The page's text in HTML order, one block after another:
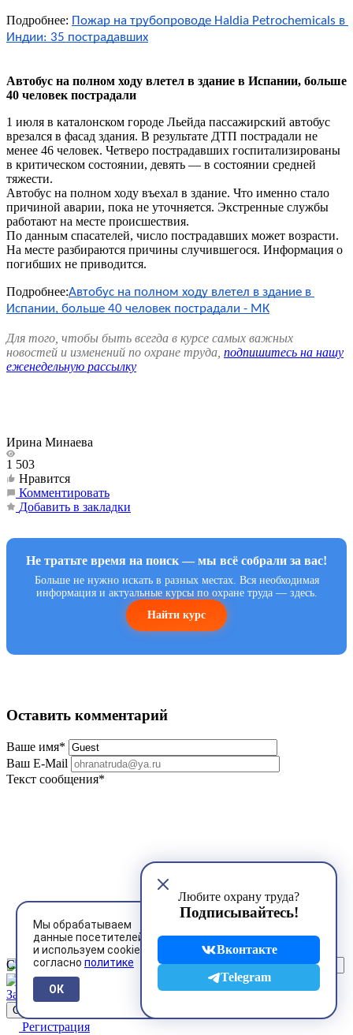
Подробнее: Пожар на трубопроводе Haldia Petrochemicals в
Индии: 35 пострадавших
Автобус на полном ходу влетел в здание в Испании, больше
40 человек пострадали
1 июля в каталонском городе Льейда пассажирский автобус
врезался в фасад здания. В результате ДТП пострадали не
менее 46 человек. Четверо пострадавших госпитализированы
в критическом состоянии, девять — в состоянии средней
тяжести.
Автобус на полном ходу въехал в здание. Что именно стало
причиной аварии, пока не уточняется. Экстренные службы
работают на месте происшествия.
По данным спасателей, число пострадавших может возрасти.
На месте разбираются причины случившегося. Информация о
погибших не приводится.
Подробнее:Автобус на полном ходу влетел в здание в
Испании, больше 40 человек пострадали - МК
Для того, чтобы быть всегда в курсе самых важных
новостей и изменений по охране труда, подпишитесь на нашу
еженедельную рассылку
Ирина Минаева
1 503
Нравится
Комментировать
Добавить в закладки
Не тратьте время на поиск — мы всё собрали за вас!
Больше не нужно искать в разных местах. Вся необходимая
информация и актуальные курсы по охране труда — здесь.
Найти курс
Оставить комментарий
Ваше имя*
Ваш E-Mail
Текст сообщения*
Символы на картинке*
Загрузить файл
Регистрация
Мы обрабатываем
данные посетителей
и используем cookies
согласно политике
ОК
Любите охрану труда?
Подписывайтесь!
Вконтакте
Telegram